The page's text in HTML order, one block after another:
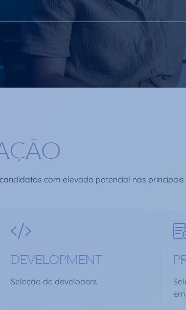
com elevado potencial nas principais
DEVELOPMENT
Seleção de developers.